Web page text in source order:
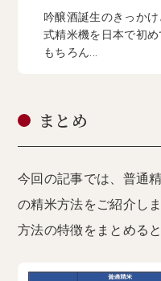
吟醸酒誕生のきっか
式精米機を日本で初
もちろん...
まとめ
今回の記事では、普通
の精米方法をご紹介し
方法の特徴をまとめる